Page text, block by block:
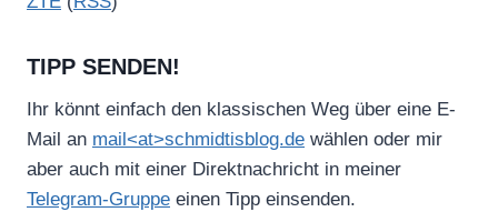
TIPP SENDEN!
Ihr könnt einfach den klassischen Weg über eine E-
Mail an mail<at>schmidtisblog.de wählen oder mir
aber auch mit einer Direktnachricht in meiner
Telegram-Gruppe einen Tipp einsenden.